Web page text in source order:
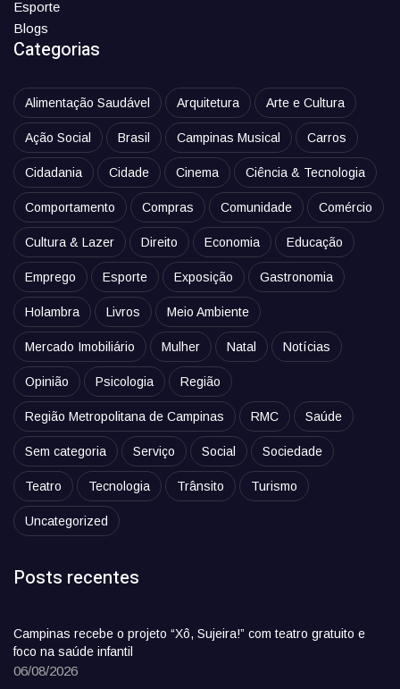
Esporte
Blogs
Categorias
Alimentação Saudável Arquitetura Arte e Cultura
Ação Social Brasil Campinas Musical Carros
Cidadania Cidade Cinema Ciência & Tecnologia
Comportamento Compras Comunidade Comércio
Cultura & Lazer Direito Economia Educação
Emprego Esporte Exposição Gastronomia
Holambra Livros Meio Ambiente
Mercado Imobiliário Mulher Natal Notícias
Opinião Psicologia Região
Região Metropolitana de Campinas RMC Saúde
Sem categoria Serviço Social Sociedade
Teatro Tecnologia Trânsito Turismo
Uncategorized
Posts recentes
Campinas recebe o projeto “Xô, Sujeira!” com teatro gratuito e
foco na saúde infantil
06/08/2026